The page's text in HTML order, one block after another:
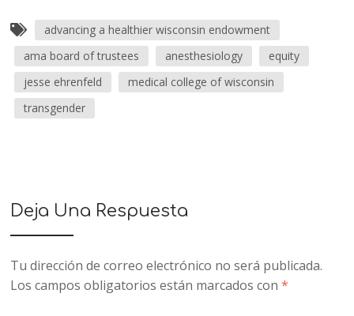
advancing a healthier wisconsin endowment
ama board of trustees
anesthesiology
equity
jesse ehrenfeld
medical college of wisconsin
transgender
Deja Una Respuesta
Tu dirección de correo electrónico no será publicada.
Los campos obligatorios están marcados con*